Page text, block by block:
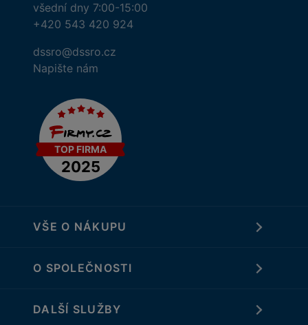
všední dny 7:00-15:00
+420 543 420 924
dssro@dssro.cz
Napište nám
VŠE O NÁKUPU
O SPOLEČNOSTI
DALŠÍ SLUŽBY